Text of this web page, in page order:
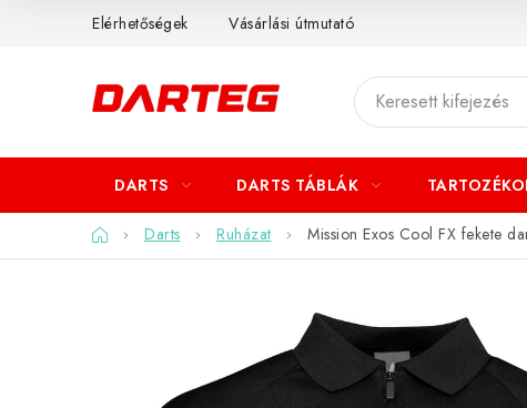
Elérhetőségek Vásárlási útmutató
DARTS DARTS TÁBLÁK
Kezdőlap
Darts Ruházat Mission Exos Cool FX fekete